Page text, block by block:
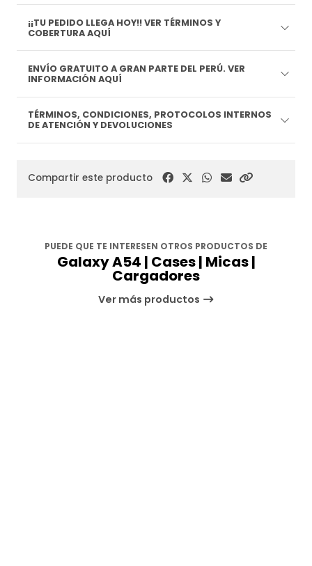
¡¡TU PEDIDO LLEGA HOY!! VER TÉRMINOS Y
COBERTURA AQUÍ
ENVÍO GRATUITO A GRAN PARTE DEL PERÚ. VER
INFORMACIÓN AQUÍ
TÉRMINOS, CONDICIONES, PROTOCOLOS INTERNOS
DE ATENCIÓN Y DEVOLUCIONES
Compartir este producto
PUEDE QUE TE INTERESEN OTROS PRODUCTOS DE
Galaxy A54 | Cases | Micas |
Cargadores
Ver más productos